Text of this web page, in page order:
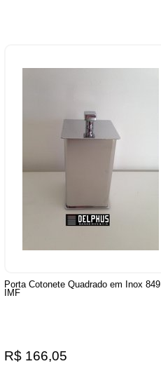
Porta Cotonete Quadrado em Inox 849
IMF
R$ 166,05